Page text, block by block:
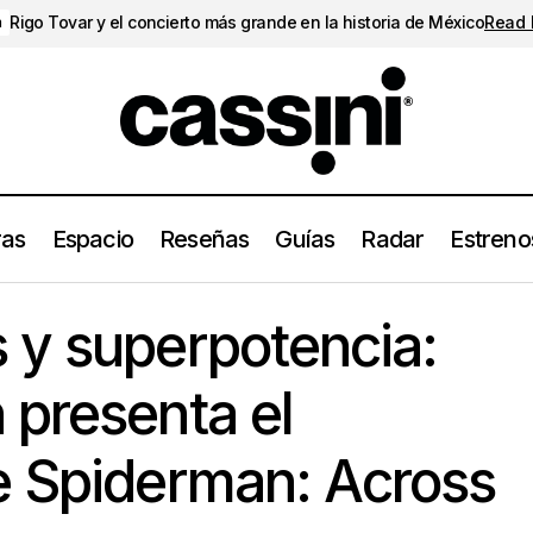
Rigo Tovar y el concierto más grande en la historia de MéxicoRead
Espacio Reseñas Guías Radar
Spider-Verse
y superpotencia:
el
Spiderman: Across